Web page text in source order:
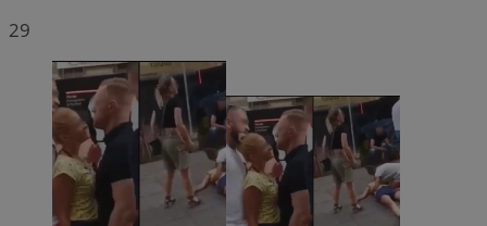
29